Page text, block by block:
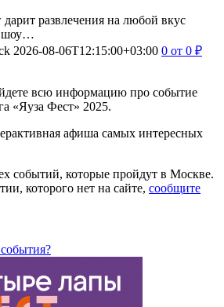
развлечения на любой вкус
шоу…
2026-08-06T12:15:00+03:00 0 от 0 ₽
всю информацию про событие
«Яуза Фест» 2025.
афиша самых интересных
событий, которые пройдут в Москве.
которого нет на сайте, сообщите